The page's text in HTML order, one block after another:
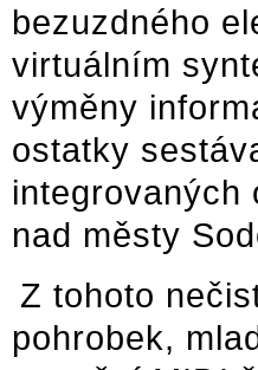
bezuzdného
virtuálním
výměny
ostatky
integrovaných
nad městy
Z tohoto
pohrobek,